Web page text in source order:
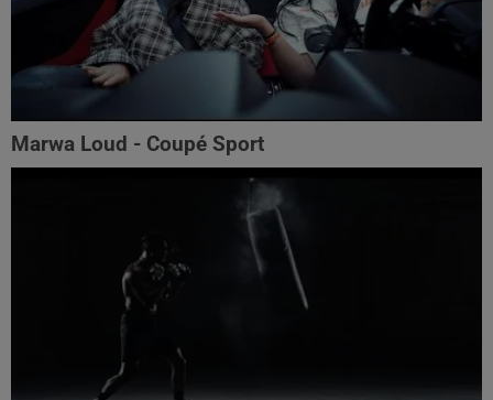
Marwa Loud - Coupé Sport